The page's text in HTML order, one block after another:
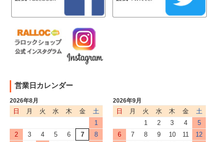
営業日カレンダー
2026年8月
日 月 火 水 木 金
土
1
2
3 4 5 6 7
8
2026年9月
日 月 火 水 木 金
土
1
2 3 4
5
6
7 8 9 10 11
12